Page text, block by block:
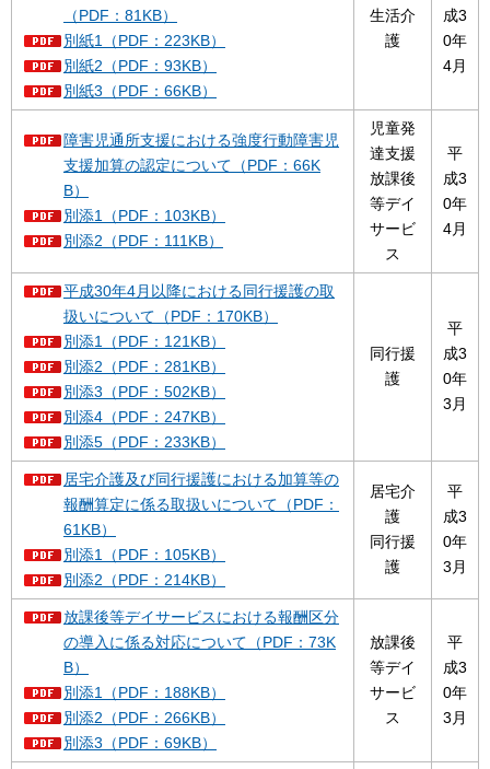
（PDF：81KB）
別紙1（PDF：223KB）
別紙2（PDF：93KB）
別紙3（PDF：66KB）
生活介
護
成3
0年
4月
障害児通所支援における強度行動障害児
支援加算の認定について（PDF：66K
B）
別添1（PDF：103KB）
別添2（PDF：111KB）
児童発
達支援
放課後
等デイ
サービ
ス
平
成3
0年
4月
平成30年4月以降における同行援護の取
扱いについて（PDF：170KB）
別添1（PDF：121KB）
別添2（PDF：281KB）
別添3（PDF：502KB）
別添4（PDF：247KB）
別添5（PDF：233KB）
同行援
護
平
成3
0年
3月
居宅介護及び同行援護における加算等の
報酬算定に係る取扱いについて（PDF：
61KB）
別添1（PDF：105KB）
別添2（PDF：214KB）
居宅介
護
同行援
護
平
成3
0年
3月
放課後等デイサービスにおける報酬区分
の導入に係る対応について（PDF：73K
B）
別添1（PDF：188KB）
別添2（PDF：266KB）
別添3（PDF：69KB）
放課後
等デイ
サービ
ス
平
成3
0年
3月